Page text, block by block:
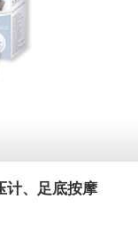
计、足底按摩